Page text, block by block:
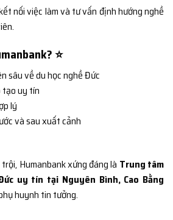
nối việc làm và tư vấn định hướng nghề
⭐
sâu về du học nghề Đức
uy tín
lý
và sau xuất cảnh
Humanbank xứng đáng là Trung tâm
uy tín tại Nguyên Bình, Cao Bằng
huynh tin tưởng.